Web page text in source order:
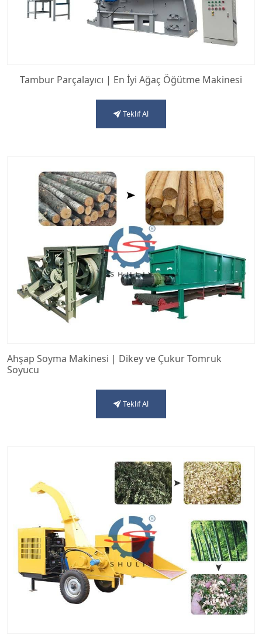
Tambur Parçalayıcı | En İyi Ağaç Öğütme Makinesi
Teklif Al
Ahşap Soyma Makinesi | Dikey ve Çukur Tomruk
Soyucu
Teklif Al